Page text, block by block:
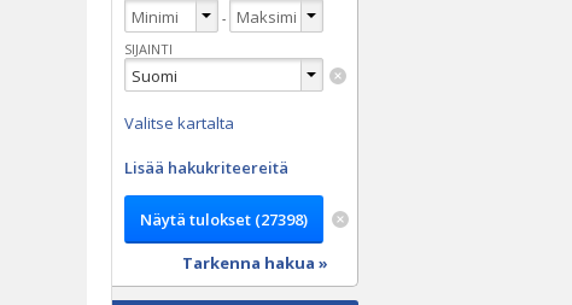
-
SIJAINTI
Valitse kartalta
Lisää hakukriteereitä
Tarkenna hakua »